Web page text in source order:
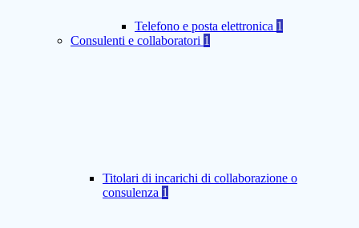
Telefono e posta elettronica 1
Consulenti e collaboratori 1
Titolari di incarichi di collaborazione o
consulenza 1